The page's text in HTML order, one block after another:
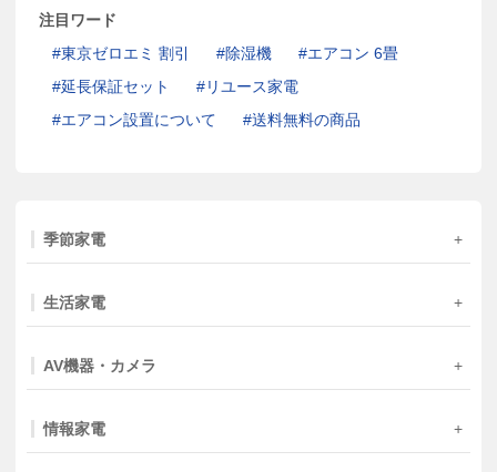
注目ワード
東京ゼロエミ 割引
除湿機
エアコン 6畳
延長保証セット
リユース家電
エアコン設置について
送料無料の商品
季節家電
生活家電
AV機器・カメラ
情報家電